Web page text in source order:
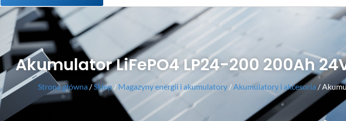
Akumulator LiFePO4 LP24-200 200Ah
Strona główna /Sklep/ Magazyny energii i akumulatory /Akumulatory i akcesoria /